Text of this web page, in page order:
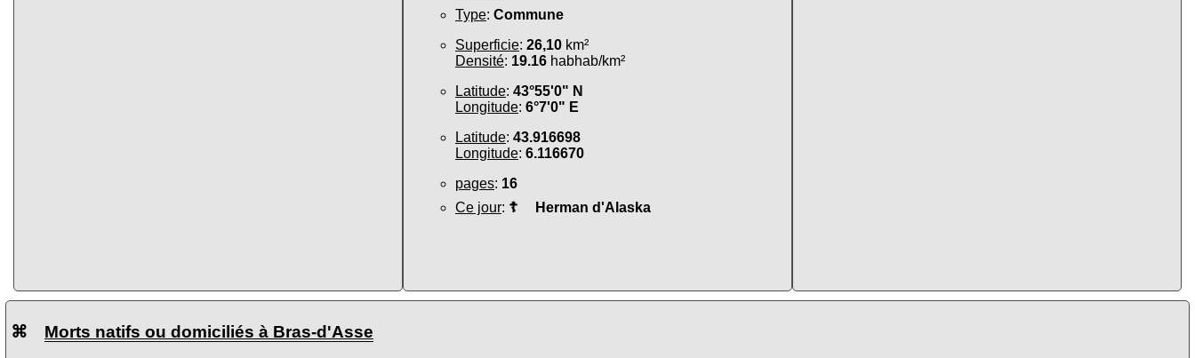
Type: Commune
Superficie: 26,10 km²
Densité: 19.16 habhab/km²
Latitude: 43°55'0" N
Longitude: 6°7'0" E
Latitude: 43.916698
Longitude: 6.116670
pages: 16
Ce jour: ☦ Herman d'Alaska
⌘ Morts natifs ou domiciliés à Bras-d'Asse